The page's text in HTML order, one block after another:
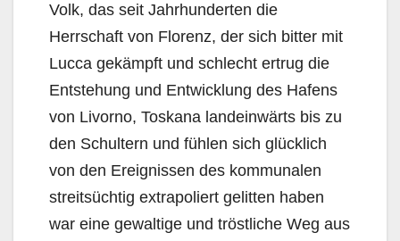
Volk, das seit Jahrhunderten die
Herrschaft von Florenz, der sich bitter mit
Lucca gekämpft und schlecht ertrug die
Entstehung und Entwicklung des Hafens
von Livorno, Toskana landeinwärts bis zu
den Schultern und fühlen sich glücklich
von den Ereignissen des kommunalen
streitsüchtig extrapoliert gelitten haben
war eine gewaltige und tröstliche Weg aus